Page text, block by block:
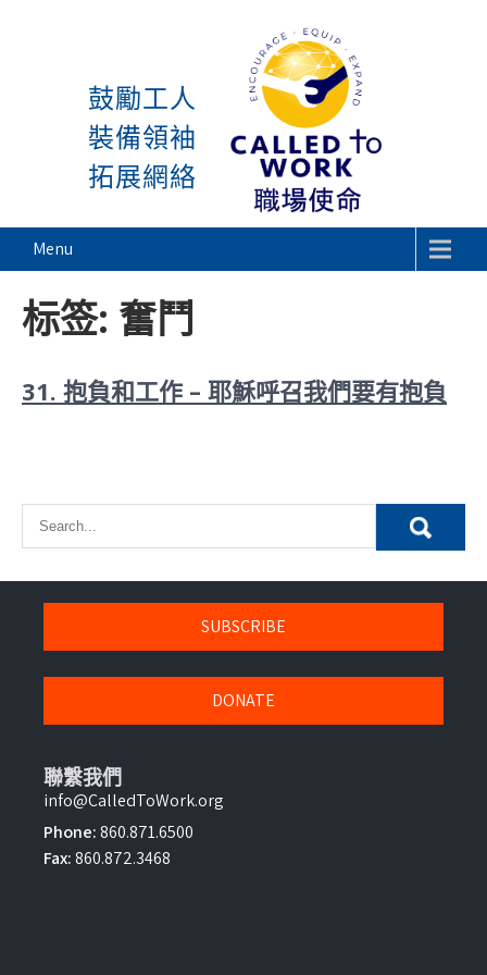
Called To Work
鼓勵工人
裝備領袖
拓展網絡
Menu
标签: 奮鬥
31. 抱負和工作 – 耶穌呼召我們要有抱負
SUBSCRIBE
DONATE
聯繫我們
info@CalledToWork.org
Phone:860.871.6500
Fax:860.872.3468